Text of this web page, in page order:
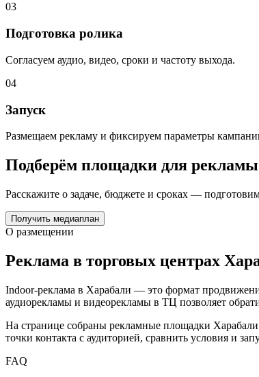
03
Подготовка ролика
Согласуем аудио, видео, сроки и частоту выхода.
04
Запуск
Размещаем рекламу и фиксируем параметры
Подберём площадки для
Расскажите о задаче, бюджете и сроках —
Получить медиаплан
О размещении
Реклама в торговых центрах
Indoor-реклама в Харабали — это формат
аудиорекламы и видеорекламы в ТЦ позволяет
На странице собраны рекламные площадки Харабали
точки контакта с аудиторией, сравнить условия и
FAQ